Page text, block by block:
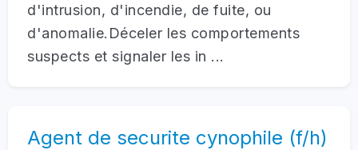
d'intrusion, d'incendie, de fuite, ou
d'anomalie.Déceler les comportements
suspects et signaler les in ...
Agent de securite cynophile (f/h)